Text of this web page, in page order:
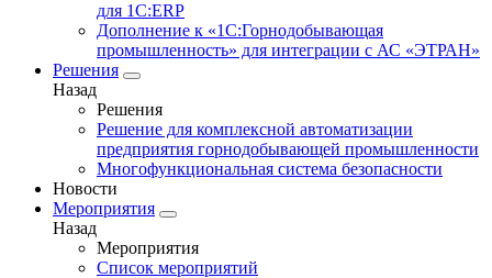
для 1С:ERP
Дополнение к «1С:Горнодобывающая
промышленность» для интеграции с АС «ЭТРАН»
Решения
Назад
Решения
Решение для комплексной автоматизации
предприятия горнодобывающей промышленности
Многофункциональная система безопасности
Новости
Мероприятия
Назад
Мероприятия
Список мероприятий